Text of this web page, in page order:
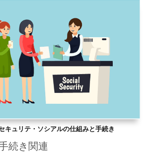
キュリテ・ソシアルの仕組みと手続き
続き関連